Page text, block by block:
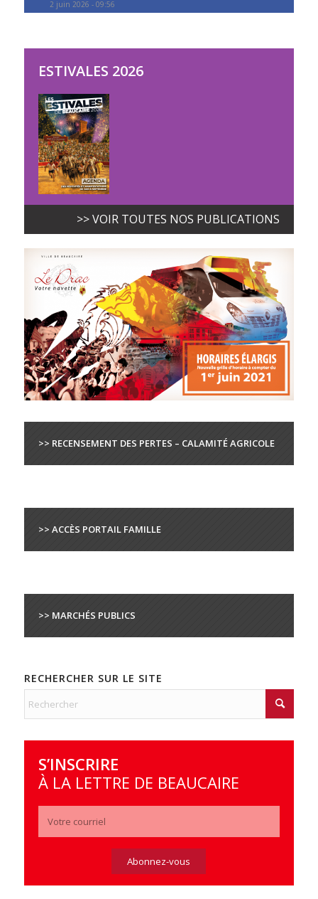
2 juin 2026 - 09:56
ESTIVALES 2026
>> VOIR TOUTES NOS PUBLICATIONS
>> RECENSEMENT DES PERTES – CALAMITÉ AGRICOLE
>> ACCÈS PORTAIL FAMILLE
>> MARCHÉS PUBLICS
RECHERCHER SUR LE SITE
S’INSCRIRE
À LA LETTRE DE BEAUCAIRE